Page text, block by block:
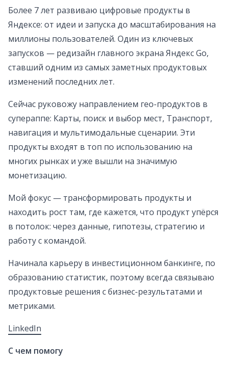
Более 7 лет развиваю цифровые продукты в
Яндексе: от идеи и запуска до масштабирования на
миллионы пользователей. Один из ключевых
запусков — редизайн главного экрана Яндекс Go,
ставший одним из самых заметных продуктовых
изменений последних лет.
Сейчас руковожу направлением гео-продуктов в
супераппе: Карты, поиск и выбор мест, Транспорт,
навигация и мультимодальные сценарии. Эти
продукты входят в топ по использованию на
многих рынках и уже вышли на значимую
монетизацию.
Мой фокус — трансформировать продукты и
находить рост там, где кажется, что продукт упёрся
в потолок: через данные, гипотезы, стратегию и
работу с командой.
Начинала карьеру в инвестиционном банкинге, по
образованию статистик, поэтому всегда связываю
продуктовые решения с бизнес-результатами и
метриками.
LinkedIn
С чем помогу